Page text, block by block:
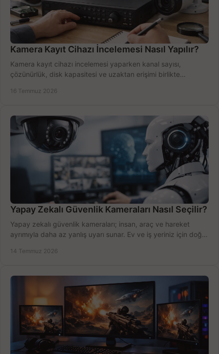
Kamera Kayıt Cihazı İncelemesi Nasıl Yapılır?
Kamera kayıt cihazı incelemesi yaparken kanal sayısı,
çözünürlük, disk kapasitesi ve uzaktan erişimi birlikte
16 Temmuz 2026
Yapay Zekalı Güvenlik Kameraları Nasıl Seçilir?
Yapay zekalı güvenlik kameraları; insan, araç ve hareket
ayrımıyla daha az yanlış uyarı sunar. Ev ve iş yeriniz için doğru
14 Temmuz 2026